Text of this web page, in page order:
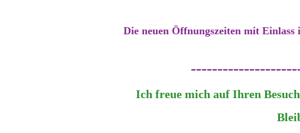
Die neuen Öffnungszeiten mit
Ich freue mich auf Ihren